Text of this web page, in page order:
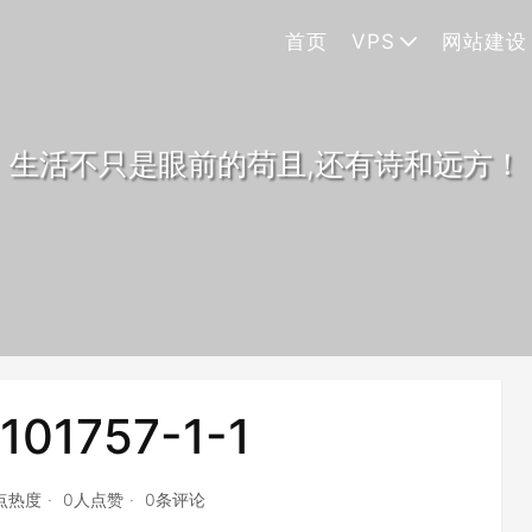
首页 VPS 网站建设
生活不只是眼前的苟且,还有诗和远方！
1-1
热度 0人点赞 0条评论